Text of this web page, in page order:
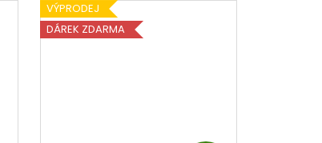
VÝPRODEJ
DÁREK ZDARMA